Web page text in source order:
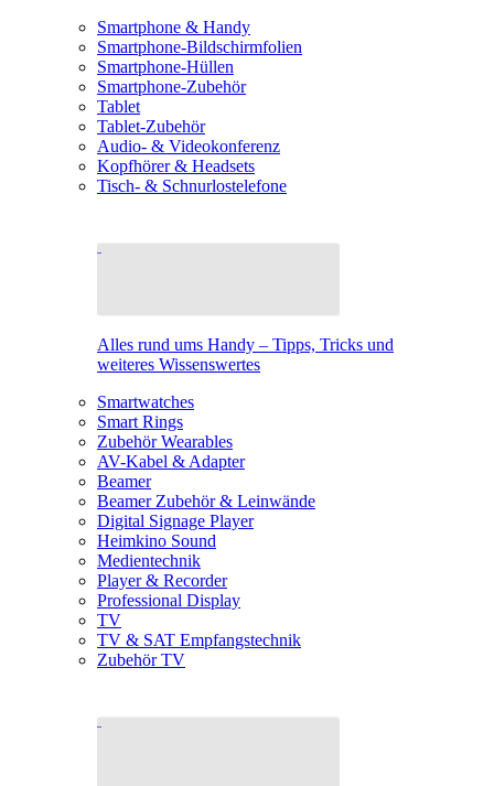
Smartphone & Handy
Smartphone-Bildschirmfolien
Smartphone-Hüllen
Smartphone-Zubehör
Tablet
Tablet-Zubehör
Audio- & Videokonferenz
Kopfhörer & Headsets
Tisch- & Schnurlostelefone
Alles rund ums Handy – Tipps, Tricks und
weiteres Wissenswertes
Smartwatches
Smart Rings
Zubehör Wearables
AV-Kabel & Adapter
Beamer
Beamer Zubehör & Leinwände
Digital Signage Player
Heimkino Sound
Medientechnik
Player & Recorder
Professional Display
TV
TV & SAT Empfangstechnik
Zubehör TV